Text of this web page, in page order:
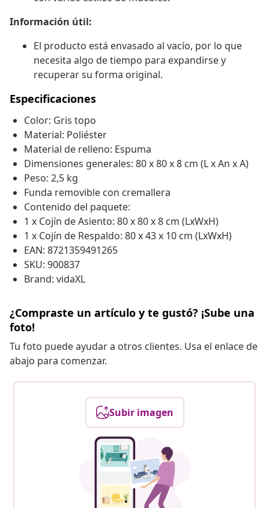
Información útil:
El producto está envasado al vacío, por lo que
necesita algo de tiempo para expandirse y
recuperar su forma original.
Especificaciones
Color: Gris topo
Material: Poliéster
Material de relleno: Espuma
Dimensiones generales: 80 x 80 x 8 cm (L x An x A)
Peso: 2,5 kg
Funda removible con cremallera
Contenido del paquete:
1 x Cojín de Asiento: 80 x 80 x 8 cm (LxWxH)
1 x Cojín de Respaldo: 80 x 43 x 10 cm (LxWxH)
EAN: 8721359491265
SKU: 900837
Brand: vidaXL
¿Compraste un artículo y te gustó? ¡Sube una
foto!
Tu foto puede ayudar a otros clientes. Usa el enlace de
abajo para comenzar.
Subir imagen